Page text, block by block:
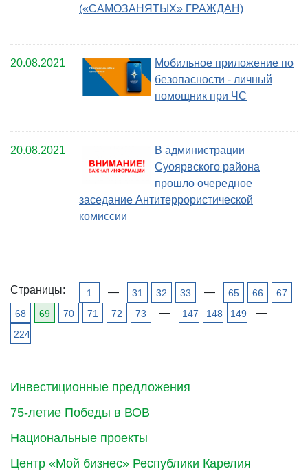
Инвестиционные предложения
75-летие Победы в ВОВ
Национальные проекты
Центр «Мой бизнес» Республики Карелия
(«САМОЗАНЯТЫХ» ГРАЖДАН)
20.08.2021
Мобильное приложение по
безопасности - личный
помощник при ЧС
20.08.2021
В администрации
Суоярвского района
прошло очередное
заседание Антитеррористической
комиссии
Страницы: 1 — 31 32 33 — 65 66
67
68
69 70 71 72 73 — 147 148 149 —
224